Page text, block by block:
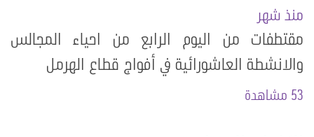
منذ شهر
مقتطفات من اليوم الرابع من احياء المجالس
والانشطة العاشورائية في أفواج قطاع الهرمل
53 مشاهدة